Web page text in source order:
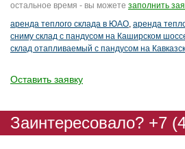
остальное время - вы можете заполнить
аренда теплого склада в ЮАО, аренда
сниму склад с пандусом на Каширском
склад отапливаемый с пандусом на
Оставить заявку
Заинтересовало? +7